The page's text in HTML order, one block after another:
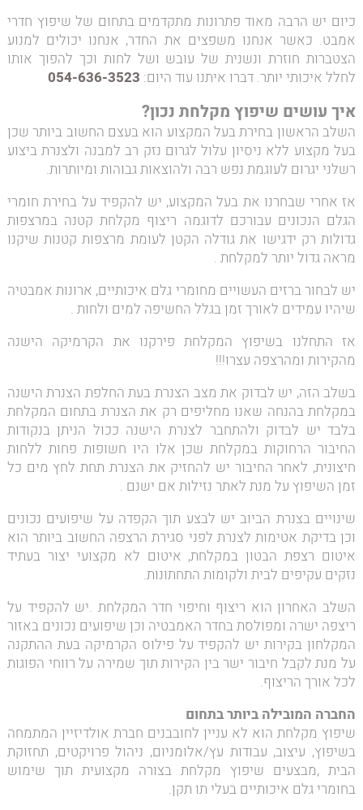
כיום יש הרבה מאוד פתרונות מתקדמים בתחום של שיפוץ חדרי
אמבט. כאשר אנחנו משפצים את החדר, אנחנו יכולים למנוע
הצטברות חוזרת ונשנית של עובש ושל לחות וכך להפוך אותו
לחלל איכותי יותר. דברו איתנו עוד היום: 054-636-3523
איך עושים שיפוץ מקלחת נכון?
השלב הראשון בחירת בעל המקצוע הוא בעצם החשוב ביותר שכן
בעל מקצוע ללא ניסיון עלול לגרום נזק רב למבנה ולצנרת ביצוע
רשלני יגרום לעוגמת נפש רבה ולהוצאות גבוהות ומיותרות.
אז אחרי שבחרנו את בעל המקצוע, יש להקפיד על בחירת חומרי
הגלם הנכונים עבורכם לדוגמה ריצוף מקלחת קטנה במרצפות
גדולות רק ידגישו את גודלה הקטן לעומת מרצפות קטנות שיקנו
מראה גדול יותר למקלחת .
יש לבחור ברזים העשויים מחומרי גלם איכותיים, ארונות אמבטיה
שיהיו עמידים לאורך זמן בגלל החשיפה למים ולחות .
אז התחלנו בשיפוץ המקלחת פירקנו את הקרמיקה הישנה
מהקירות ומהרצפה עצרו!!!
בשלב הזה, יש לבדוק את מצב הצנרת בעת החלפת הצנרת הישנה
במקלחת בהנחה שאנו מחליפים רק את הצנרת בתחום המקלחת
בלבד יש לבדוק ולהתחבר לצנרת הישנה ככול הניתן בנקודות
החיבור הרחוקות במקלחת שכן אלו היו חשופות פחות ללחות
חיצונית, לאחר החיבור יש להחזיק את הצנרת תחת לחץ מים כל
זמן השיפוץ על מנת לאתר נזילות אם ישנם .
שינויים בצנרת הביוב יש לבצע תוך הקפדה על שיפועים נכונים
וכן בדיקת אטימות לצנרת לפני סגירת הרצפה החשוב ביותר הוא
איטום רצפת הבטון במקלחת, איטום לא מקצועי יצור בעתיד
נזקים עקיפים לבית ולקומות התחתונות.
השלב האחרון הוא ריצוף וחיפוי חדר המקלחת .יש להקפיד על
ריצפה ישרה ומפולסת בחדר האמבטיה וכן שיפועים נכונים באזור
המקלחון בקירות יש להקפיד על פילוס הקרמיקה בעת ההתקנה
על מנת לקבל חיבור ישר בין הקירות תוך שמירה על רווחי הפוגות
לכל אורך הריצוף.
החברה המובילה ביותר בתחום
שיפוץ מקלחת הוא לא עניין לחובבנים חברת אולדיזיין המתמחה
בשיפוץ, עיצוב, עבודות עץ/אלומניום, ניהול פרויקטים, תחזוקת
הבית ,מבצעים שיפוץ מקלחת בצורה מקצועית תוך שימוש
בחומרי גלם איכותיים בעלי תו תקן.